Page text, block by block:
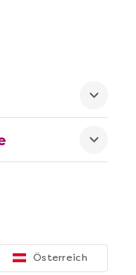
Mehr anzeigen
Österreich